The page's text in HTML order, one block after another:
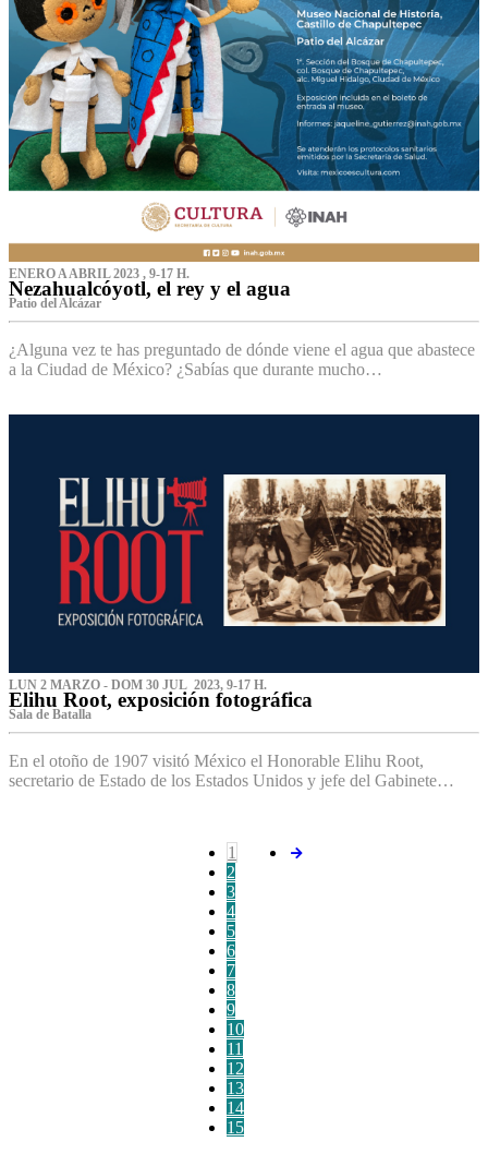
ENERO A ABRIL 2023 , 9-17 H.
Nezahualcóyotl, el rey y el agua
Patio del Alcázar
¿Alguna vez te has preguntado de dónde viene el agua que abastece
a la Ciudad de México? ¿Sabías que durante mucho…
LUN 2 MARZO - DOM 30 JUL 2023, 9-17 H.
Elihu Root, exposición fotográfica
Sala de Batalla
En el otoño de 1907 visitó México el Honorable Elihu Root,
secretario de Estado de los Estados Unidos y jefe del Gabinete…
1
2
3
4
5
6
7
8
9
10
11
12
13
14
15